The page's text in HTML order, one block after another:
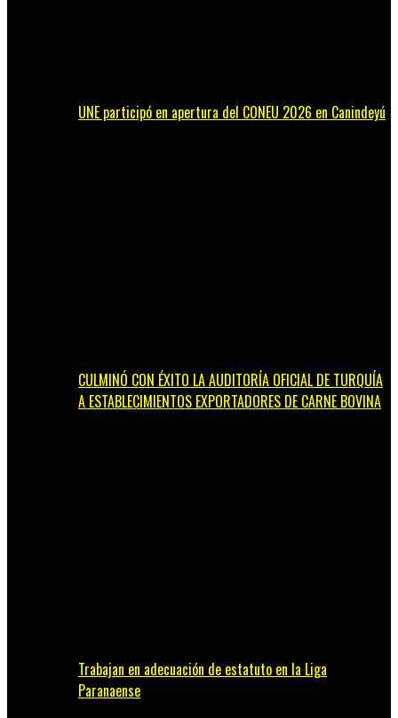
UNE participó en apertura del CONEU 2026 en Canindeyú
CULMINÓ CON ÉXITO LA AUDITORÍA OFICIAL DE TURQUÍA
A ESTABLECIMIENTOS EXPORTADORES DE CARNE BOVINA
Trabajan en adecuación de estatuto en la Liga
Paranaense